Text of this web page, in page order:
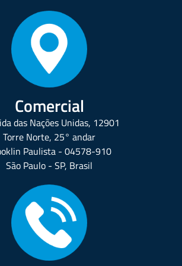
Comercial
das Nações Unidas, 12901
Torre Norte, 25° andar
Paulista - 04578-910
São Paulo - SP, Brasil